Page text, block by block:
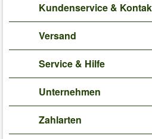
Kundenservice &
Versand
Service & Hilfe
Unternehmen
Zahlarten